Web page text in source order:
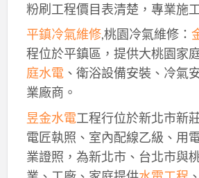
粉刷工程價目表清楚，專業施
平鎮冷氣維修,桃園冷氣維修：
程位於平鎮區，提供大桃園家
庭水電、衛浴設備安裝、冷氣
業廠商。
昱金水電工程行位於新北市新
電匠執照、室內配線乙級、用
業證照，為新北市、台北市與